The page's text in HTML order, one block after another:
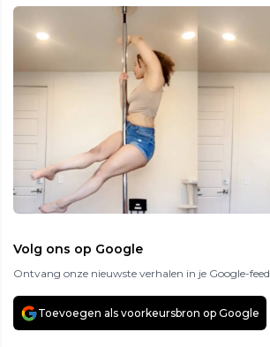
Volg ons op Google
Ontvang onze nieuwste verhalen in je Google-feed
Toevoegen als voorkeursbron op Google